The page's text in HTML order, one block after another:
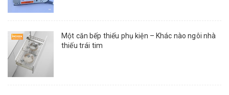
Một căn bếp thiếu phụ kiện – Khác nào ngôi nhà
thiếu trái tim